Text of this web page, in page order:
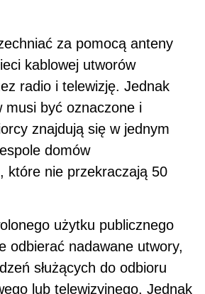
za pomocą anteny
kablowej utworów
radio i telewizję. Jednak
musi być oznaczone i
znajdują się w jednym
domów
które nie przekraczają 50
użytku publicznego
odbierać nadawane utwory,
służących do odbioru
lub telewizyjnego. Jednak